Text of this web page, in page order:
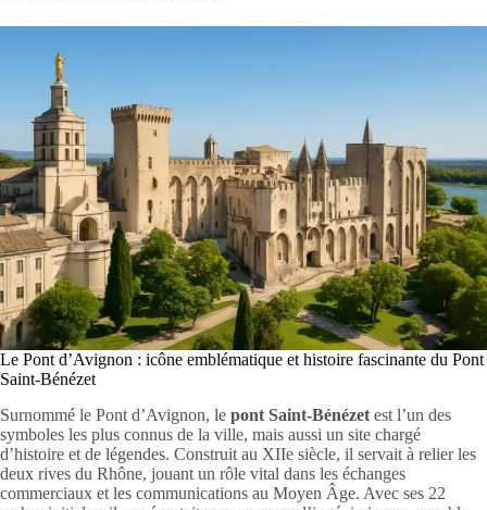
Le Pont d’Avignon : icône emblématique et histoire fascinante du Pont
Saint-Bénézet
Surnommé le Pont d’Avignon, le pont Saint-Bénézet est l’un des
symboles les plus connus de la ville, mais aussi un site chargé
d’histoire et de légendes. Construit au XIIe siècle, il servait à relier les
deux rives du Rhône, jouant un rôle vital dans les échanges
commerciaux et les communications au Moyen Âge. Avec ses 22